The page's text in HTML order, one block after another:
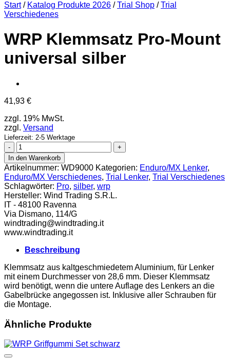
Start / Katalog Produkte 2026 / Trial Shop / Trial
Verschiedenes
WRP Klemmsatz Pro-Mount
universal silber
41,93 €
zzgl. 19% MwSt.
zzgl. Versand
Lieferzeit: 2-5 Werktage
WRP
Klemmsatz
Pro-
Mount
universal
silber
Menge
In den Warenkorb
Artikelnummer: WD9000 Kategorien: Enduro/MX Lenker,
Enduro/MX Verschiedenes, Trial Lenker, Trial Verschiedenes
Schlagwörter: Pro, silber, wrp
Hersteller: Wind Trading S.R.L.
IT - 48100 Ravenna
Via Dismano, 114/G
windtrading@windtrading.it
www.windtrading.it
Beschreibung
Klemmsatz aus kaltgeschmiedetem Aluminium, für Lenker
mit einem Durchmesser von 28,6 mm. Dieser Klemmsatz
wird benötigt, wenn die untere Auflage des Lenkers an die
Gabelbrücke angegossen ist. Inklusive aller Schrauben für
die Montage.
Ähnliche Produkte